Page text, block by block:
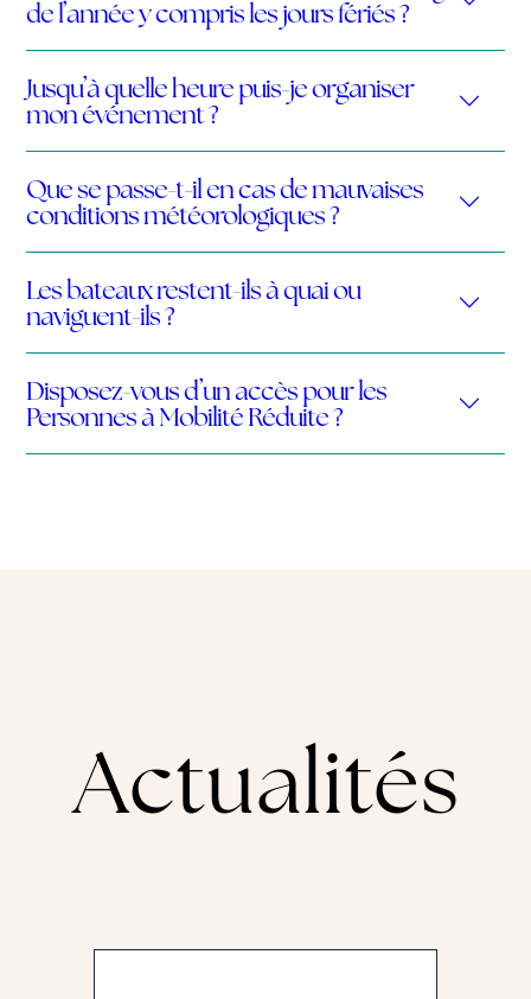
de l’année y compris les jours fériés ?
Jusqu’à quelle heure puis-je organiser
mon événement ?
Que se passe-t-il en cas de mauvaises
conditions météorologiques ?
Les bateaux restent-ils à quai ou
naviguent-ils ?
Disposez-vous d’un accès pour les
Personnes à Mobilité Réduite ?
Actualités